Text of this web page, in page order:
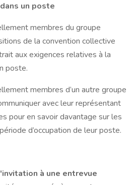
un poste
membres du groupe
de la convention collective
aux exigences relatives à la
poste.
membres d’un autre groupe
avec leur représentant
pour en savoir davantage sur les
d’occupation de leur poste.
à une entrevue